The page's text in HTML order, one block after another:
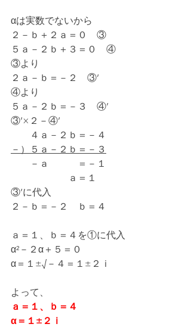
αは実数でないから
２－ｂ＋２ａ＝０　③
５ａ－２ｂ＋３＝０　④
③より
２ａ－ｂ＝－２　③’
④より
５ａ－２ｂ＝－３　④’
③’×２－④’
４ａ－２ｂ＝－４
－）５ａ－２ｂ＝－３
－ａ　　　＝－１
ａ＝１
③’に代入
２－ｂ＝－２　ｂ＝４
ａ＝１、ｂ＝４を①に代入
α²－２α＋５＝０
α＝１±√－４＝１±２ｉ
よって、
ａ＝１、ｂ＝４
α＝１±２ｉ